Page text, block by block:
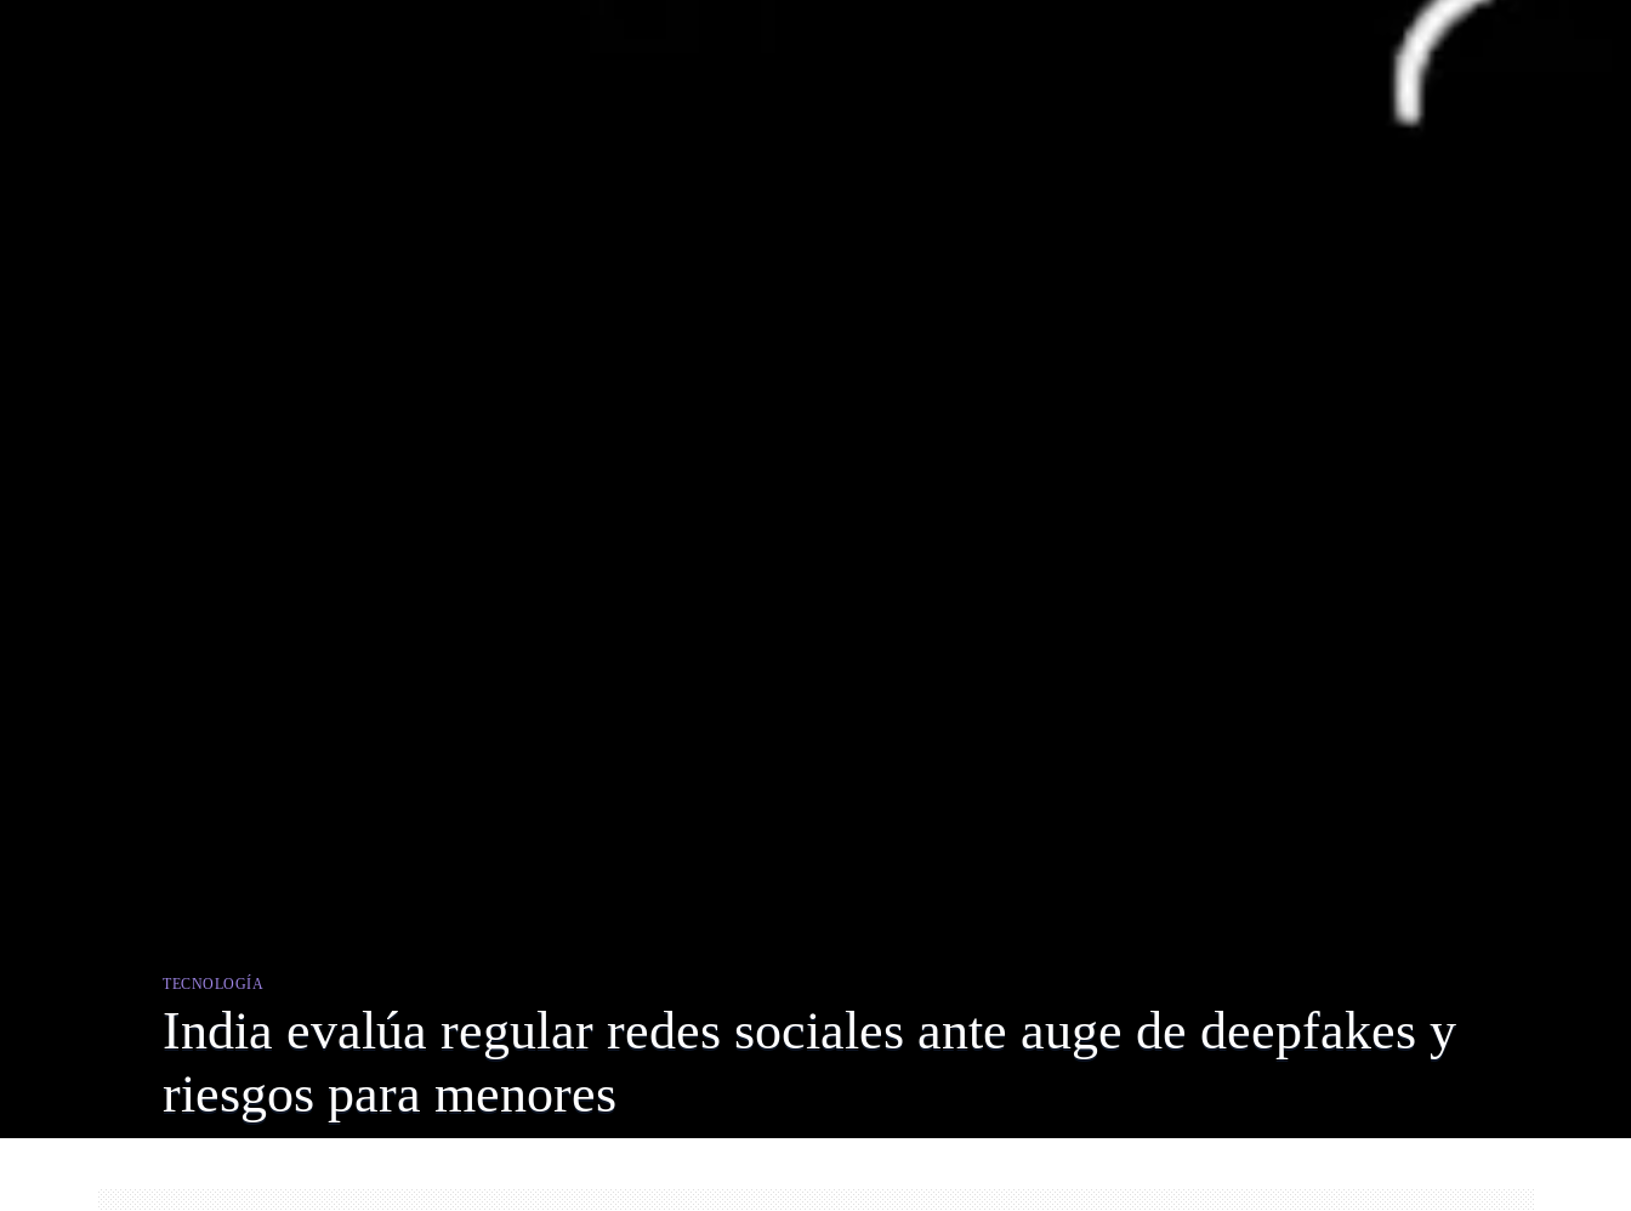
TECNOLOGÍA
India evalúa regular redes sociales ante auge de deepfakes y
riesgos para menores